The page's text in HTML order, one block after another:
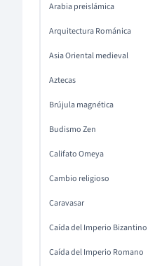
Arabia preislámica
Arquitectura Románica
Asia Oriental medieval
Aztecas
Brújula magnética
Budismo Zen
Califato Omeya
Cambio religioso
Caravasar
Caída del Imperio Bizantino
Caída del Imperio Romano